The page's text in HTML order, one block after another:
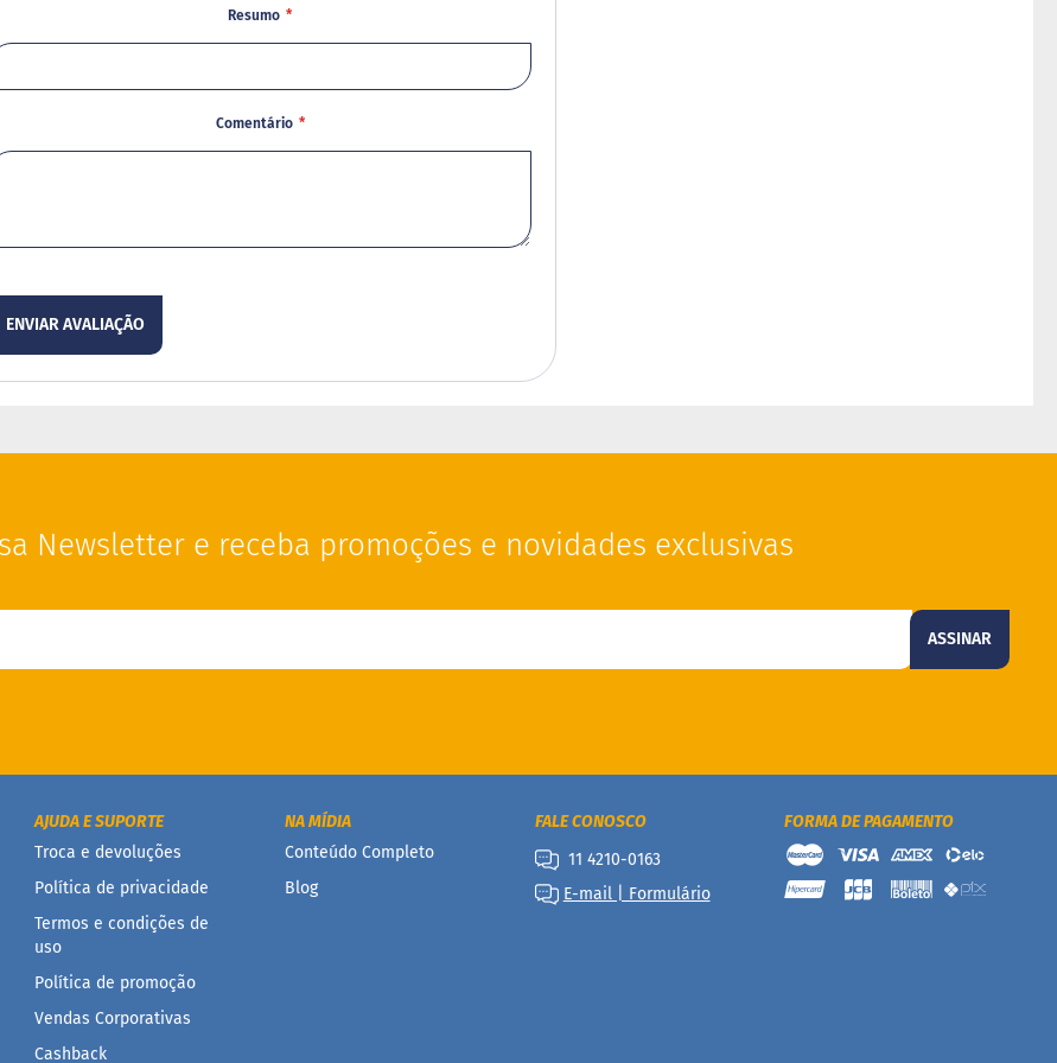
Resumo
Comentário
ENVIAR AVALIAÇÃO
Newsletter e receba promoções e novidades exclusivas
ASSINAR
AJUDA E SUPORTE
Troca e devoluções
Política de privacidade
Termos e condições de
uso
Política de promoção
Vendas Corporativas
Cashback
NA MÍDIA
Conteúdo Completo
Blog
FALE CONOSCO
11 4210-0163
E-mail | Formulário
FORMA DE PAGAMENTO